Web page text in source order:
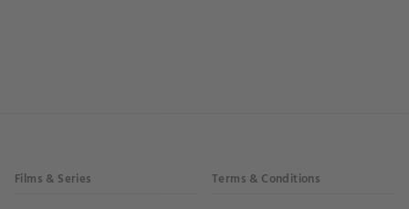
Films & Series Terms & Conditions